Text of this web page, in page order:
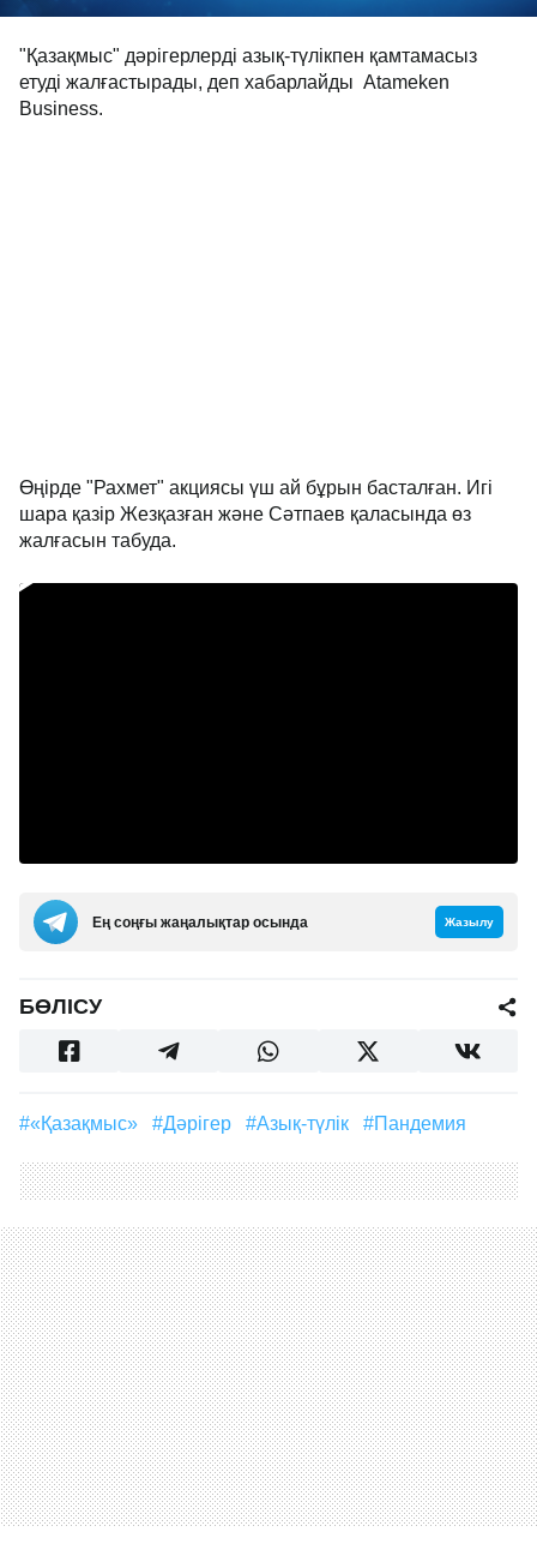
"Қазақмыс" дәрігерлерді азық-түлікпен қамтамасыз
етуді жалғастырады, деп хабарлайды Аtameken
Business.
Өңірде "Рахмет" акциясы үш ай бұрын басталған. Игі
шара қазір Жезқазған және Сәтпаев қаласында өз
жалғасын табуда.
Ең соңғы жаңалықтар осында Жазылу
БӨЛІСУ
#«Қазақмыс» #дәрігер #азық-түлік #пандемия